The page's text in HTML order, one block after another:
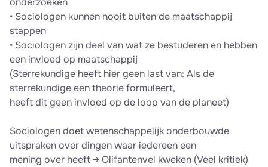
• Sociologen kunnen nooit buiten de maatschappij
stappen
• Sociologen zijn deel van wat ze bestuderen en hebben
een invloed op maatschappij
(Sterrekundige heeft hier geen last van: Als de
sterrekundige een theorie formuleert,
heeft dit geen invloed op de loop van de planeet)
Sociologen doet wetenschappelijk onderbouwde
uitspraken over dingen waar iedereen een
mening over heeft → Olifantenvel kweken (Veel kritiek)